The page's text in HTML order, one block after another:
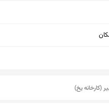
(کارخانه یخ)